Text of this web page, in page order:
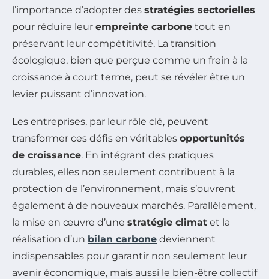
l’importance d’adopter des stratégies sectorielles
pour réduire leur empreinte carbone tout en
préservant leur compétitivité. La transition
écologique, bien que perçue comme un frein à la
croissance à court terme, peut se révéler être un
levier puissant d’innovation.
Les entreprises, par leur rôle clé, peuvent
transformer ces défis en véritables opportunités
de croissance. En intégrant des pratiques
durables, elles non seulement contribuent à la
protection de l’environnement, mais s’ouvrent
également à de nouveaux marchés. Parallèlement,
la mise en œuvre d’une stratégie climat et la
réalisation d’un bilan carbone deviennent
indispensables pour garantir non seulement leur
avenir économique, mais aussi le bien-être collectif